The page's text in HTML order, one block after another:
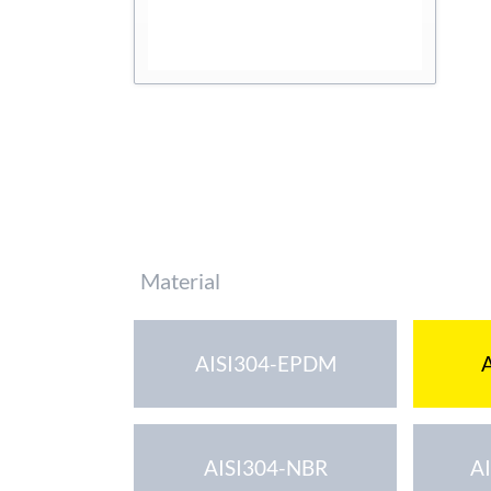
Pflichtfeld
Material
AISI304-EPDM
AISI304-NBR